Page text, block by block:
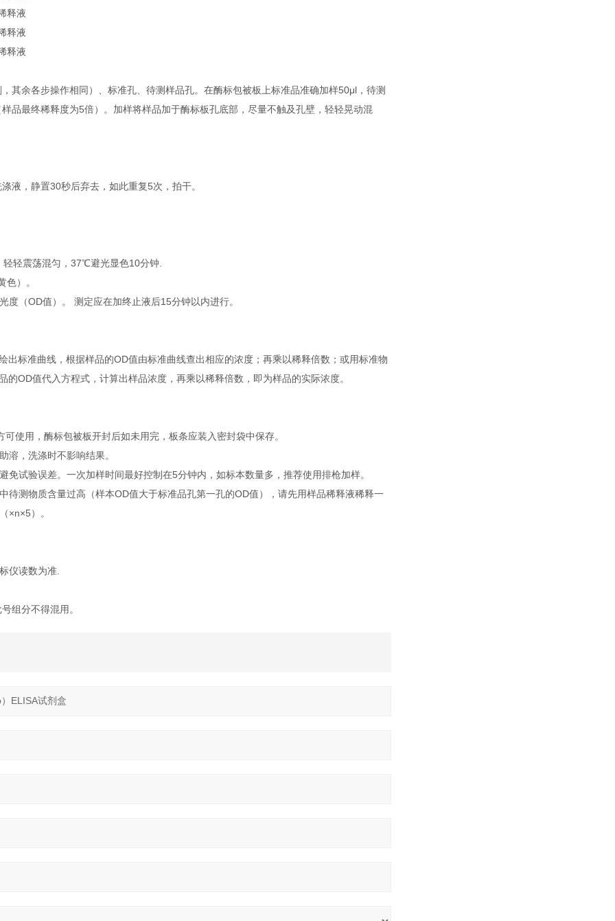
释液
释液
释液
其余各步操作相同）、标准孔、待测样品孔。在酶标包被板上标准品准确加样50μl，待测
品最终稀释度为5倍）。加样将样品加于酶标板孔底部，尽量不触及孔壁，轻轻晃动混
液，静置30秒后弃去，如此重复5次，拍干。
轻震荡混匀，37℃避光显色10分钟.
）。
（OD值）。 测定应在加终止液后15分钟以内进行。
出标准曲线，根据样品的OD值由标准曲线查出相应的浓度；再乘以稀释倍数；或用标准物
OD值代入方程式，计算出样品浓度，再乘以稀释倍数，即为样品的实际浓度。
使用，酶标包被板开封后如未用完，板条应装入密封袋中保存。
溶，洗涤时不影响结果。
试验误差。一次加样时间最好控制在5分钟内，如标本数量多，推荐使用排枪加样。
待测物质含量过高（样本OD值大于标准品孔第一孔的OD值），请先用样品稀释液稀释一
×n×5）。
仪读数为准.
组分不得混用。